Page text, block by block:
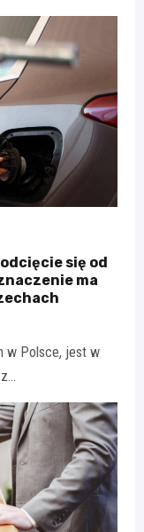
się od
ma
w Polsce, jest w